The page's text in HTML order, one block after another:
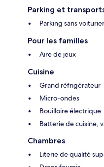
Parking et
Parking sans
Pour les familles
Aire de jeux
Cuisine
Grand réfrigérateur
Micro-ondes
Bouilloire électrique
Batterie de cuisine,
Chambres
Literie de qualité